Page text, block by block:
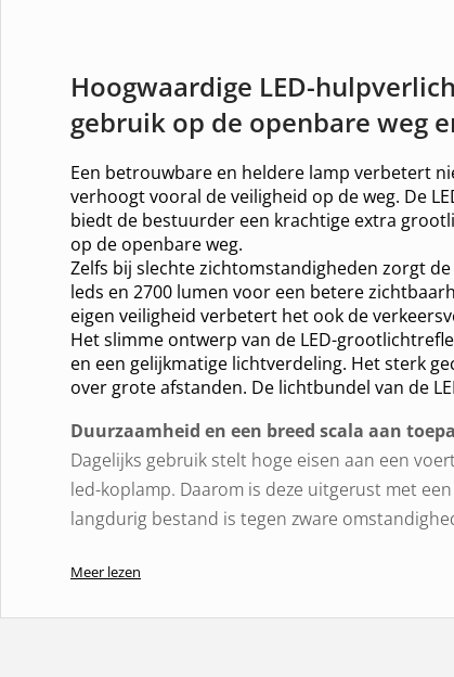
Hoogwaardige LED-
gebruik op de openbare weg
Een betrouwbare en heldere lamp verbetert
verhoogt vooral de veiligheid op de weg. De
biedt de bestuurder een krachtige extra
op de openbare weg.
Zelfs bij slechte zichtomstandigheden zorgt
leds en 2700 lumen voor een betere
eigen veiligheid verbetert het ook de
Het slimme ontwerp van de LED-
en een gelijkmatige lichtverdeling. Het sterk
over grote afstanden. De lichtbundel van de
Duurzaamheid en een breed scala aan
Dagelijks gebruik stelt hoge eisen aan een
led-koplamp. Daarom is deze uitgerust met
langdurig bestand is tegen zware
geïntegreerde aandrijfeenheid en het
Meer lezen